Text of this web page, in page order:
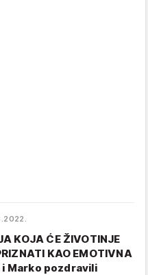
KOJA ĆE ŽIVOTINJE
KAO EMOTIVNA
i Marko pozdravili